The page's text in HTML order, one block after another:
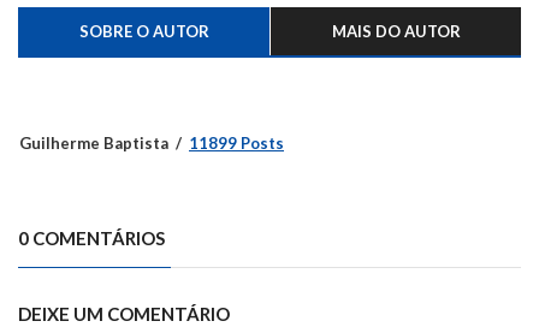
SOBRE O AUTOR MAIS DO AUTOR
Guilherme Baptista 11899 Posts
0 COMENTÁRIOS
DEIXE UM COMENTÁRIO